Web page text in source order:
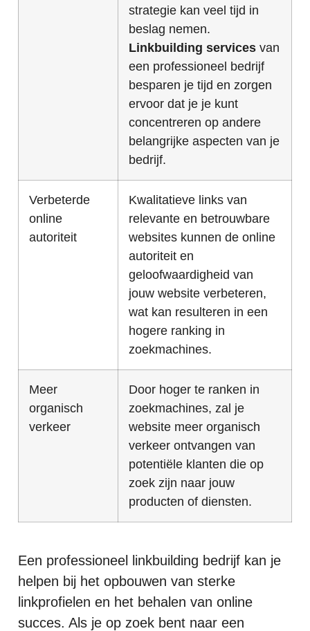
strategie kan veel tijd in
beslag nemen.
Linkbuilding services van
een professioneel bedrijf
besparen je tijd en zorgen
ervoor dat je je kunt
concentreren op andere
belangrijke aspecten van je
bedrijf.
Verbeterde
online
autoriteit
Kwalitatieve links van
relevante en betrouwbare
websites kunnen de online
autoriteit en
geloofwaardigheid van
jouw website verbeteren,
wat kan resulteren in een
hogere ranking in
zoekmachines.
Meer
organisch
verkeer
Door hoger te ranken in
zoekmachines, zal je
website meer organisch
verkeer ontvangen van
potentiële klanten die op
zoek zijn naar jouw
producten of diensten.
Een professioneel linkbuilding bedrijf kan je
helpen bij het opbouwen van sterke
linkprofielen en het behalen van online
succes. Als je op zoek bent naar een